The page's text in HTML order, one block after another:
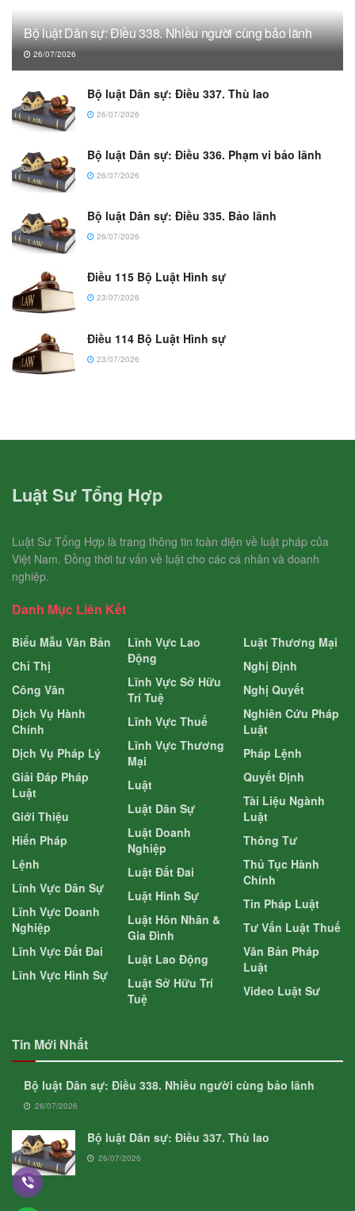
Bộ luật Dân sự: Điều 338. Nhiều người cùng bảo lãnh
26/07/2026
Bộ luật Dân sự: Điều 337. Thù lao
26/07/2026
Bộ luật Dân sự: Điều 336. Phạm vi bảo lãnh
26/07/2026
Bộ luật Dân sự: Điều 335. Bảo lãnh
26/07/2026
Điều 115 Bộ Luật Hình sự
23/07/2026
Điều 114 Bộ Luật Hình sự
23/07/2026
Luật Sư Tổng Hợp
Luật Sư Tổng Hợp là trang thông tin toàn diện về luật pháp của
Việt Nam. Đồng thời tư vấn về luật cho các cá nhân và doanh
nghiệp.
Danh Mục Liên Kết
Biểu Mẫu Văn Bản
Chỉ Thị
Công Văn
Dịch Vụ Hành
Chính
Dịch Vụ Pháp Lý
Giải Đáp Pháp
Luật
Giới Thiệu
Hiến Pháp
Lệnh
Lĩnh Vực Dân Sự
Lĩnh Vực Doanh
Nghiệp
Lĩnh Vực Đất Đai
Lĩnh Vực Hình Sự
Lĩnh Vực Lao
Động
Lĩnh Vực Sở Hữu
Trí Tuệ
Lĩnh Vực Thuế
Lĩnh Vực Thương
Mại
Luật
Luật Dân Sự
Luật Doanh
Nghiệp
Luật Đất Đai
Luật Hình Sự
Luật Hôn Nhân &
Gia Đình
Luật Lao Động
Luật Sở Hữu Trí
Tuệ
Luật Thương Mại
Nghị Định
Nghị Quyết
Nghiên Cứu Pháp
Luật
Pháp Lệnh
Quyết Định
Tài Liệu Ngành
Luật
Thông Tư
Thủ Tục Hành
Chính
Tin Pháp Luật
Tư Vấn Luật Thuế
Văn Bản Pháp
Luật
Video Luật Sư
Tin Mới Nhất
Bộ luật Dân sự: Điều 338. Nhiều người cùng bảo lãnh
26/07/2026
Bộ luật Dân sự: Điều 337. Thù lao
26/07/2026